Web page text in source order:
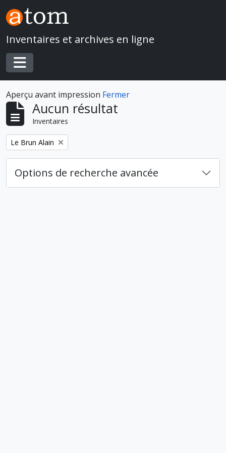
Skip to main content
Inventaires et archives en ligne
Toggle navigation
Aperçu avant impression Fermer
Aucun résultat
Inventaires
Remove filter:
Le Brun Alain
Options de recherche avancée